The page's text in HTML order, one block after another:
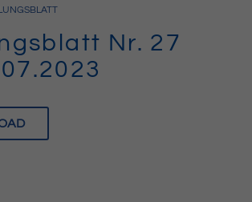
Nr. 27